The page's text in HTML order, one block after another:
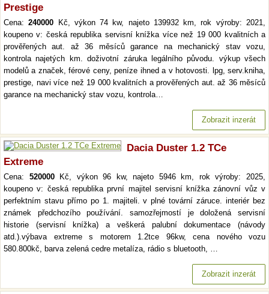
Prestige
Cena:240000 Kč, výkon 74 kw, najeto 139932 km, rok výroby: 2021,
koupeno v: česká republika servisní knížka více než 19 000 kvalitních a
prověřených aut. až 36 měsíců garance na mechanický stav vozu,
kontrola najetých km. doživotní záruka legálního původu. výkup všech
modelů a značek, férové ceny, peníze ihned a v hotovosti. lpg, serv.kniha,
prestige, navi více než 19 000 kvalitních a prověřených aut. až 36 měsíců
garance na mechanický stav vozu, kontrola…
Zobrazit inzerát
Dacia Duster 1.2 TCe
Extreme
Cena: 520000Kč, výkon 96 kw, najeto 5946 km, rok výroby: 2025,
koupeno v: česká republika první majitel servisní knížka zánovní vůz v
perfektním stavu přímo po 1. majiteli. v plné tovární záruce. interiér bez
známek předchozího používání. samozřejmostí je doložená servisní
historie (servisní knížka) a veškerá palubní dokumentace (návody
atd.).výbava extreme s motorem 1.2tce 96kw, cena nového vozu
580.800kč, barva zelená cedre metalíza, rádio s bluetooth, …
Zobrazit inzerát